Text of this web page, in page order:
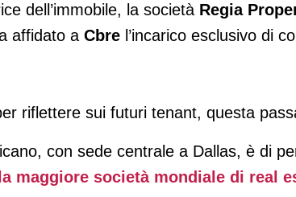
dell’immobile, la società Regia
affidato a Cbre l’incarico esclusivo di
riflettere sui futuri tenant, questa
con sede centrale a Dallas, è di
maggiore società mondiale di real